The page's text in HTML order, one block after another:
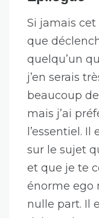
que c’est la
tu fais une
monde.
te le fait
ce sont
permettront
Épilogue
Si jamais
que